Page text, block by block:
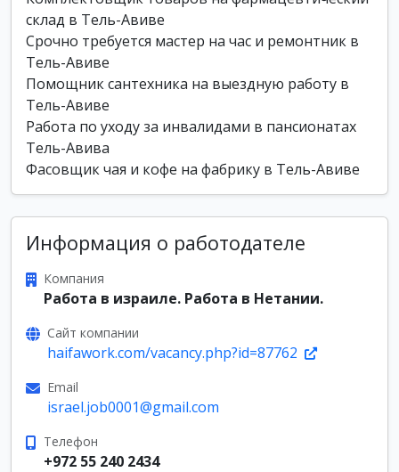
склад в Тель-Авиве
Срочно требуется мастер на час и ремонтник в
Тель-Авиве
Помощник сантехника на выездную работу в
Тель-Авиве
Работа по уходу за инвалидами в пансионатах
Тель-Авива
Фасовщик чая и кофе на фабрику в Тель-Авиве
Информация о работодателе
Компания
Работа в израиле. Работа в Нетании.
Сайт компании
haifawork.com/vacancy.php?id=87762
Email
israel.job0001@gmail.com
Телефон
+972 55 240 2434